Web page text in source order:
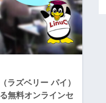
ラズベリー パイ）
無料オンラインセ